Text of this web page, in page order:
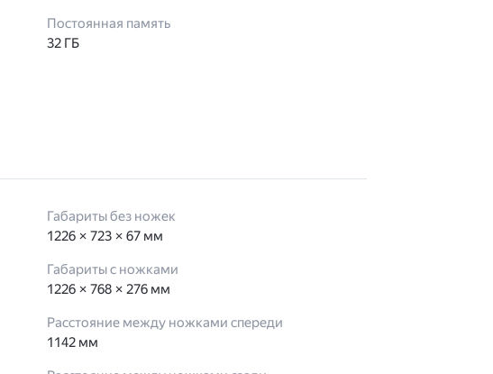
Постоянная память
32 ГБ
Габариты без ножек
1226 × 723 × 67 мм
Габариты с ножками
1226 × 768 × 276 мм
Расстояние между ножками спереди
1142 мм